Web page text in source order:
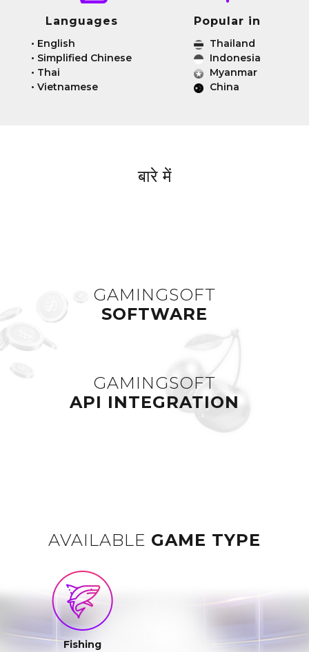
Languages
• English
• Simplified Chinese
• Thai
•Vietnamese
Popular in
Thailand
Indonesia
Myanmar
China
बारे में
GAMINGSOFT
SOFTWARE
GAMINGSOFT
API INTEGRATION
AVAILABLE GAME TYPE
Fishing